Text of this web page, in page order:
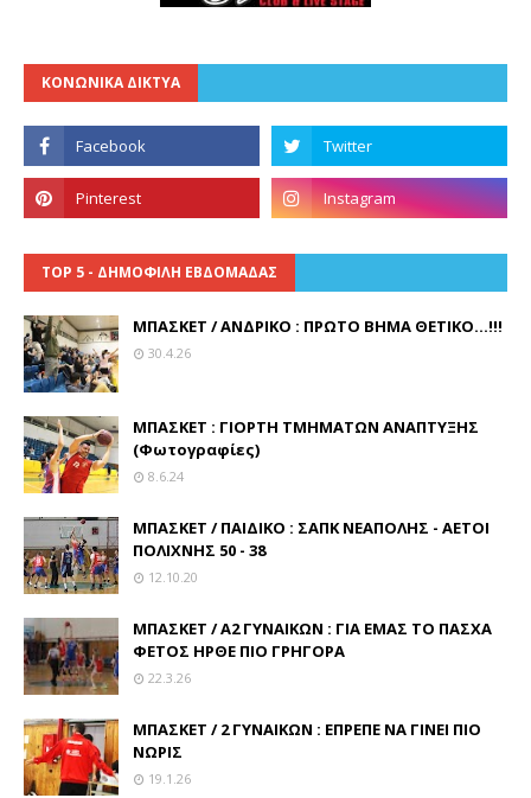
ΚΟΝΩΝΙΚΑ ΔΙΚΤΥΑ
TOP 5 - ΔΗΜΟΦΙΛΗ ΕΒΔΟΜΑΔΑΣ
ΜΠΑΣΚΕΤ / ΑΝΔΡΙΚΟ : ΠΡΩΤΟ ΒΗΜΑ ΘΕΤΙΚΟ...!!!
30.4.26
ΜΠΑΣΚΕΤ : ΓΙΟΡΤΗ ΤΜΗΜΑΤΩΝ ΑΝΑΠΤΥΞΗΣ
(Φωτογραφίες)
8.6.24
ΜΠΑΣΚΕΤ / ΠΑΙΔΙΚΟ : ΣΑΠΚ ΝΕΑΠΟΛΗΣ - ΑΕΤΟΙ
ΠΟΛΙΧΝΗΣ 50 - 38
12.10.20
ΜΠΑΣΚΕΤ / Α2 ΓΥΝΑΙΚΩΝ : ΓΙΑ ΕΜΑΣ ΤΟ ΠΑΣΧΑ
ΦΕΤΟΣ ΗΡΘΕ ΠΙΟ ΓΡΗΓΟΡΑ
22.3.26
ΜΠΑΣΚΕΤ / 2 ΓΥΝΑΙΚΩΝ : ΕΠΡΕΠΕ ΝΑ ΓΙΝΕΙ ΠΙΟ
ΝΩΡΙΣ
19.1.26